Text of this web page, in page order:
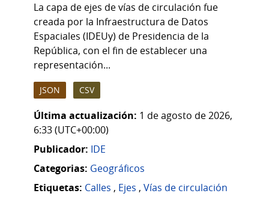
La capa de ejes de vías de circulación fue
creada por la Infraestructura de Datos
Espaciales (IDEUy) de Presidencia de la
República, con el fin de establecer una
representación...
JSON CSV
Última actualización: 1 de agosto de 2026,
6:33 (UTC+00:00)
Publicador: IDE
Categorias: Geográficos
Etiquetas: Calles , Ejes , Vías de circulación